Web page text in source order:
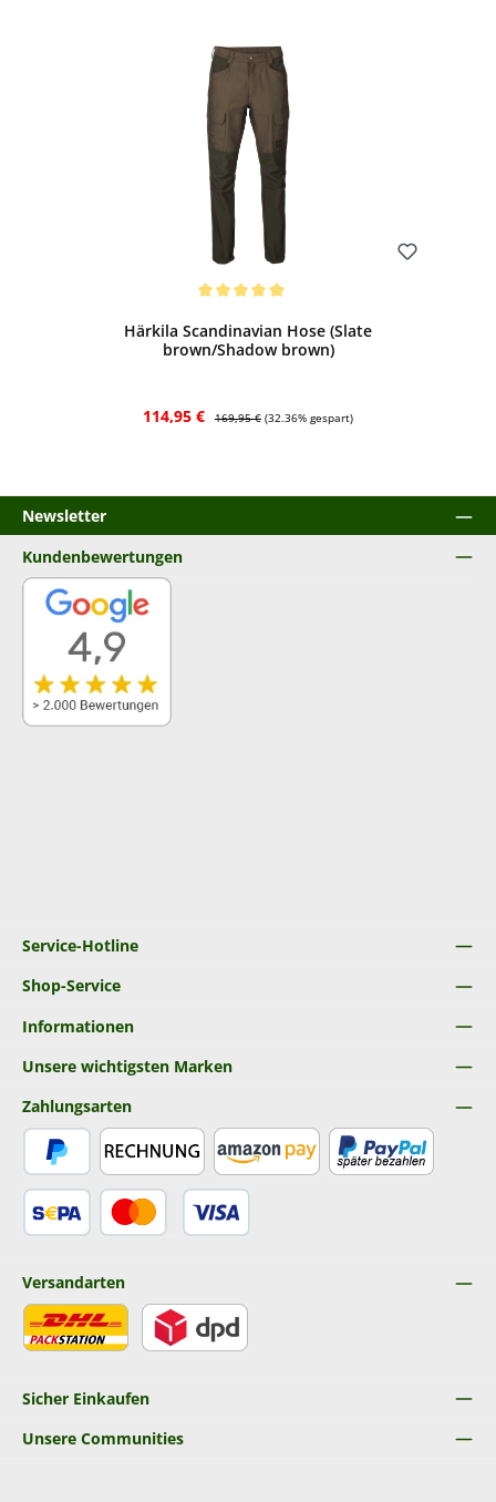
Härkila Scandinavian Hose (Slate
brown/Shadow brown)
Verkaufspreis:
114,95 € Regulärer Preis:
169,95 € (32.36% gespart)
Newsletter
Service-Hotline
Shop-Service
Informationen
Unsere wichtigsten Marken
Sicher Einkaufen
Kundenbewertungen
Unsere Communities
Zahlungsarten
Versandarten